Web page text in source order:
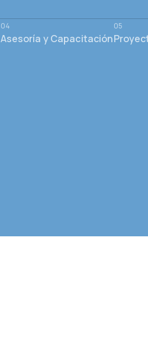
Asesoría y Capacitación